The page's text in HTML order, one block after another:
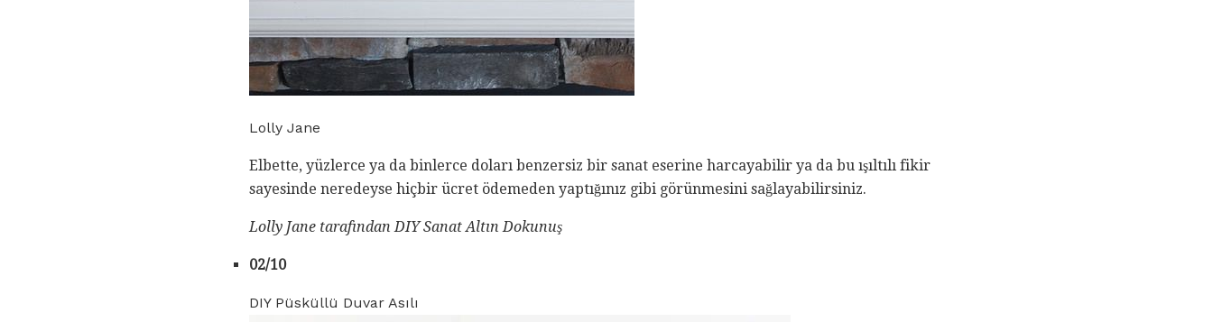
Lolly Jane
Elbette, yüzlerce ya da binlerce doları benzersiz bir sanat eserine harcayabilir ya da bu ışıltılı fikir
sayesinde neredeyse hiçbir ücret ödemeden yaptığınız gibi görünmesini sağlayabilirsiniz.
Lolly Jane tarafından DIY Sanat Altın Dokunuş
02/10
DIY Püsküllü Duvar Asılı